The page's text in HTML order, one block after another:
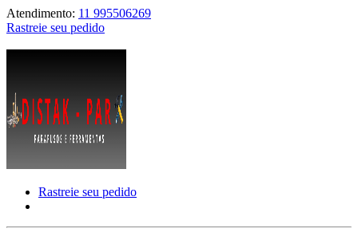
Atendimento: 11 995506269
Rastreie seu pedido
Rastreie seu pedido